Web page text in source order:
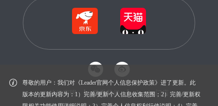
尊敬的用户：我们对《Leader官网个人信息保护政策》进了更新。此
版本的更新内容为：1）完善/更新个人信息收集范围；2）完善/更新权
法律声明 联系我们 Leader门店